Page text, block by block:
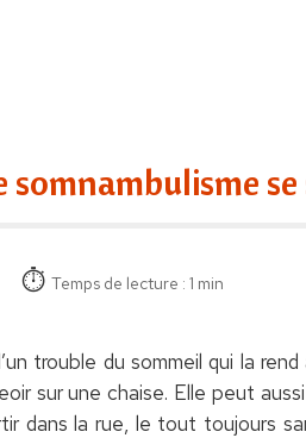
somnambulisme se
Temps de lecture : 1 min
trouble du sommeil qui la
sur une chaise. Elle peut
dans la rue, le tout toujours